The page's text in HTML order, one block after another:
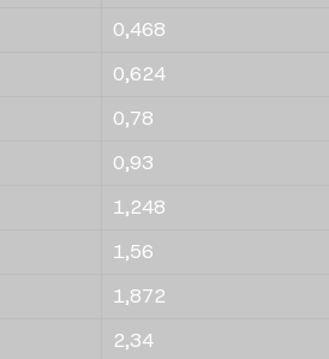
0,468
0,624
0,78
0,93
1,248
1,56
1,872
2,34